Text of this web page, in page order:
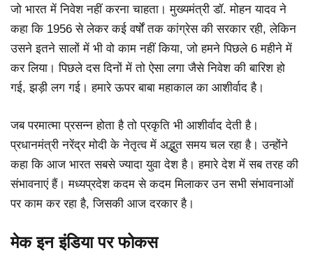
जो भारत में निवेश नहीं करना चाहता। मुख्यमंत्री डॉ. मोहन यादव ने
कहा कि 1956 से लेकर कई वर्षों तक कांग्रेस की सरकार रही, लेकिन
उसने इतने सालों में भी वो काम नहीं किया, जो हमने पिछले 6 महीने में
कर लिया। पिछले दस दिनों में तो ऐसा लगा जैसे निवेश की बारिश हो
गई, झड़ी लग गई। हमारे ऊपर बाबा महाकाल का आशीर्वाद है।
जब परमात्मा प्रसन्न होता है तो प्रकृति भी आशीर्वाद देती है।
प्रधानमंत्री नरेंद्र मोदी के नेतृत्व में अद्भुत समय चल रहा है। उन्होंने
कहा कि आज भारत सबसे ज्यादा युवा देश है। हमारे देश में सब तरह की
संभावनाएं हैं। मध्यप्रदेश कदम से कदम मिलाकर उन सभी संभावनाओं
पर काम कर रहा है, जिसकी आज दरकार है।
मेक इन इंडिया पर फोकस